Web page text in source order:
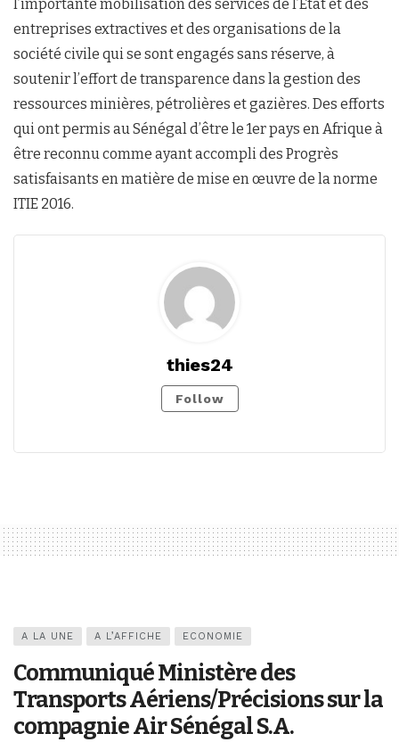
l’importante mobilisation des services de l’Etat et des
entreprises extractives et des organisations de la
société civile qui se sont engagés sans réserve, à
soutenir l’effort de transparence dans la gestion des
ressources minières, pétrolières et gazières. Des efforts
qui ont permis au Sénégal d’être le 1er pays en Afrique à
être reconnu comme ayant accompli des Progrès
satisfaisants en matière de mise en œuvre de la norme
ITIE 2016.
thies24
Follow
A LA UNE A L’AFFICHE ECONOMIE
Communiqué Ministère des
Transports Aériens/Précisions sur la
compagnie Air Sénégal S.A.